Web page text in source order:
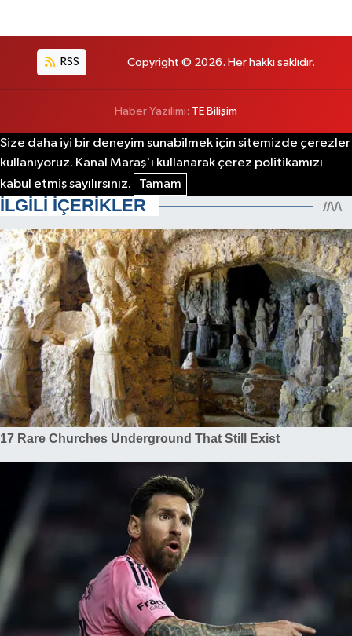
RSS Copyright © 2026. Her hakkı saklıdır.
Haber Yazılımı: TE Bilişim
Size daha iyi bir deneyim sunabilmek için sitemizde çerezler
kullanıyoruz. Kanal Maraş'ı kullanarak çerez politikamızı
kabul etmiş sayılırsınız.
Tamam